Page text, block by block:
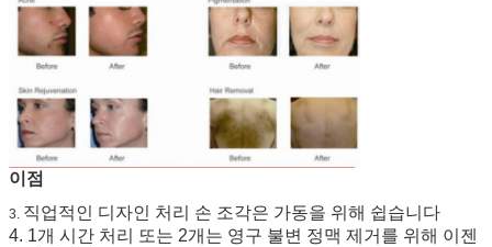
이점
3. 직업적인 디자인 처리 손 조각은 가동을 위해 쉽습니다
4. 1개 시간 처리 또는 2개는 영구 불변 정맥 제거를 위해 이젠